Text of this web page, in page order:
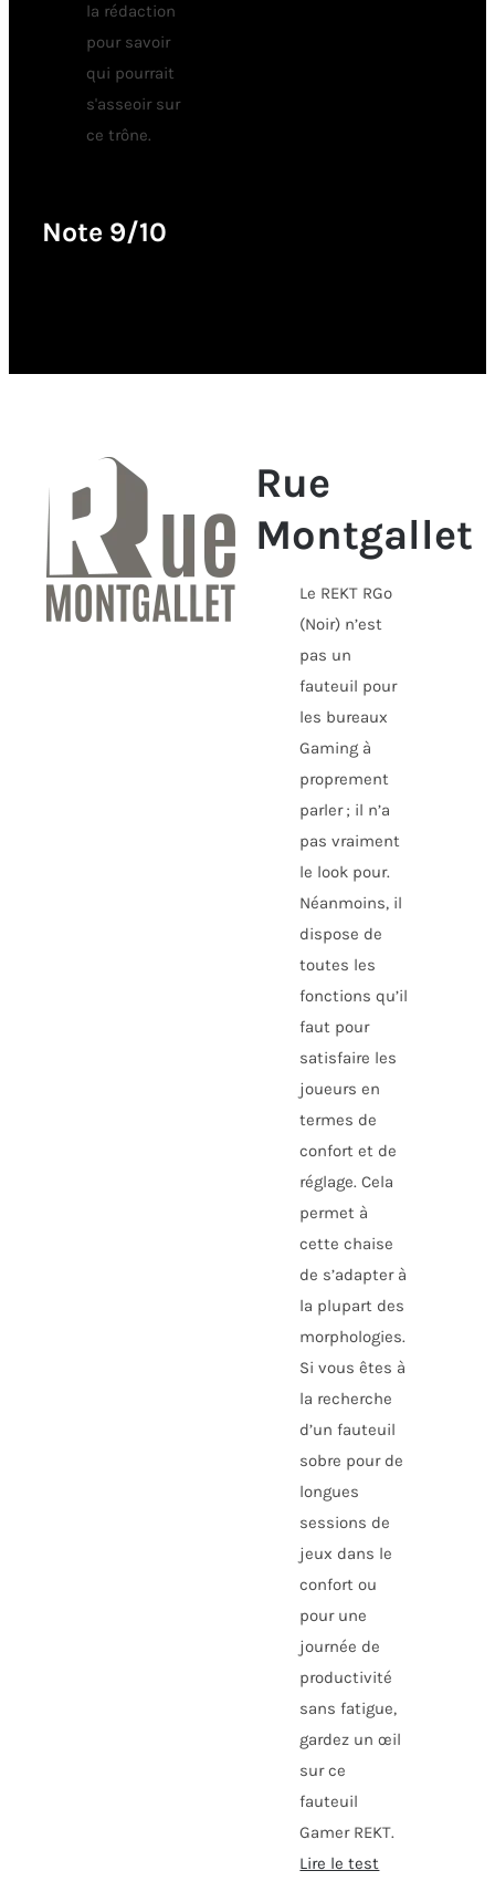
la rédaction
pour savoir
qui pourrait
s'asseoir sur
ce trône.
Note 9/10
Rue
Montgallet
Le REKT RGo
(Noir) n’est
pas un
fauteuil pour
les bureaux
Gaming à
proprement
parler ; il n’a
pas vraiment
le look pour.
Néanmoins, il
dispose de
toutes les
fonctions qu’il
faut pour
satisfaire les
joueurs en
termes de
confort et de
réglage. Cela
permet à
cette chaise
de s’adapter à
la plupart des
morphologies.
Si vous êtes à
la recherche
d’un fauteuil
sobre pour de
longues
sessions de
jeux dans le
confort ou
pour une
journée de
productivité
sans fatigue,
gardez un œil
sur ce
fauteuil
Gamer REKT.
Lire le test